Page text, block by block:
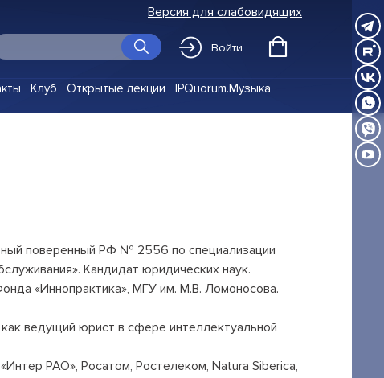
Версия для слабовидящих
Войти
Клуб Открытые лекции IPQuorum.Музыка
поверенный РФ № 2556 по специализации
Кандидат юридических наук.
«Иннопрактика», МГУ им. М.В. Ломоносова.
ведущий юрист в сфере интеллектуальной
РАО», Росатом, Ростелеком, Natura Siberica,